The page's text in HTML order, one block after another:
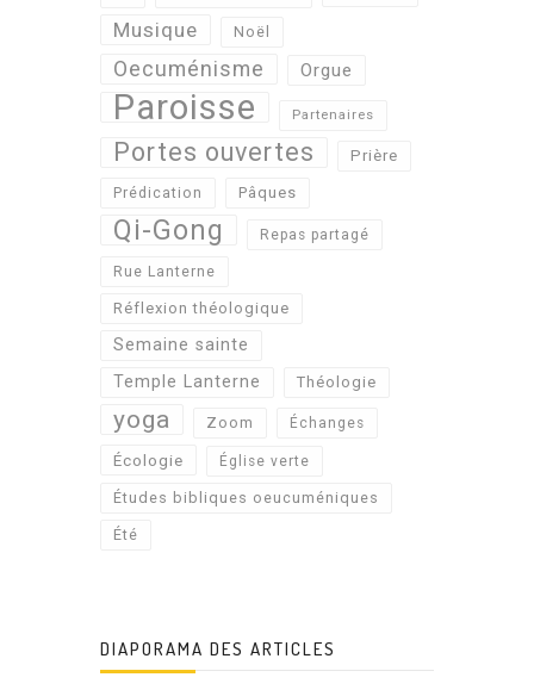
Musique Noël
Oecuménisme Orgue
Paroisse Partenaires
Portes ouvertes Prière
Prédication Pâques
Qi-Gong Repas partagé
Rue Lanterne
Réflexion théologique
Semaine sainte
Temple Lanterne
Théologie
yoga Zoom Échanges
Écologie Église verte
Études bibliques oeucuméniques
Été
DIAPORAMA DES ARTICLES